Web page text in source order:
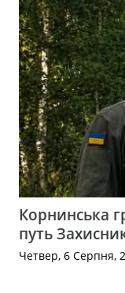
Корнинська
путь
Четвер, 6 Серпня,